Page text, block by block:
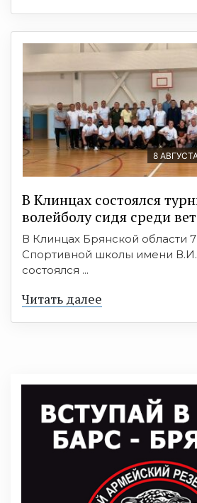
8
В Клинцах состоялся
волейболу сидя среди
В Клинцах Брянской области 7
Спортивной школы имени
состоялся ...
Читать далее